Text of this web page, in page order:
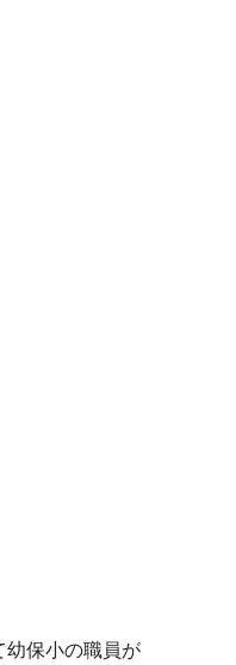
幼保小の職員が